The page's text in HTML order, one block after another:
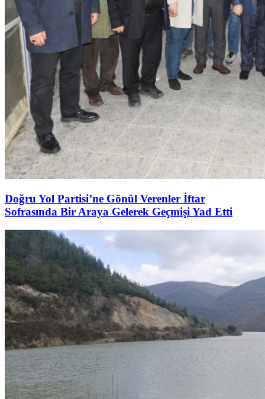
Doğru Yol Partisi’ne Gönül Verenler İftar
Sofrasında Bir Araya Gelerek Geçmişi Yad Etti